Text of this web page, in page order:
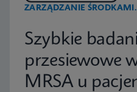
ZARZĄDZANIE ŚRODKAMI
Szybkie
przesiewowe
MRSA u